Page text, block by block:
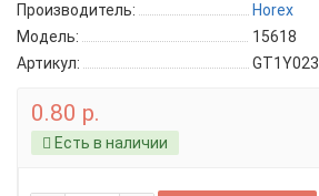
Производитель:
Horex
Модель:
15618
Артикул:
GT1Y023
0.80 р.
Есть в наличии